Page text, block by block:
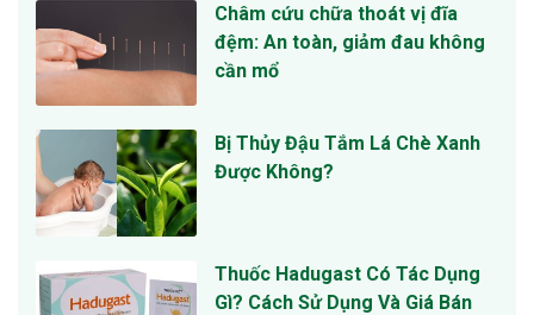
Châm cứu chữa thoát vị đĩa
đệm: An toàn, giảm đau không
cần mổ
Bị Thủy Đậu Tắm Lá Chè Xanh
Được Không?
Thuốc Hadugast Có Tác Dụng
Gì? Cách Sử Dụng Và Giá Bán